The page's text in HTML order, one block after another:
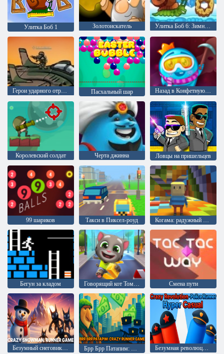
Улитка Боб 1 Золотоискатель Улитка Боб 6: Зимняя сказка
Герои ударного отряда 1 Пасхальный шар Назад в Конфетную страну 5: Шоколадная гора
Королевский солдат Черта джинна Ловцы на пришельцев
99 шариков Такси в Пиксел-роуд Когама: радужный паркур
Бегун за кладом Говорящий кот Том: Золотой бег онлайн Смена пути
Безумный снеговик: игра-бегалка Брр Брр Патапим: Сумасшедшая игра-раннер Безумная революция - Полицейский пробег